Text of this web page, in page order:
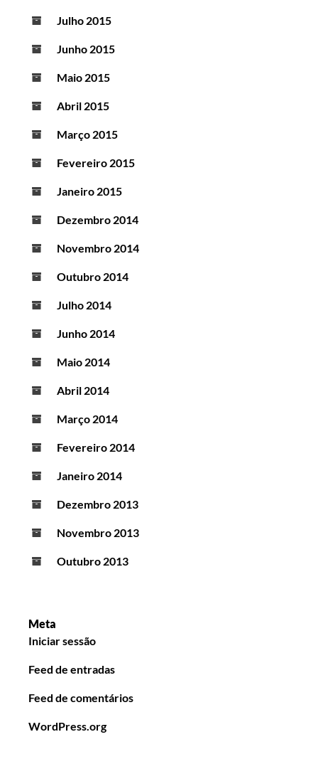
Julho 2015
Junho 2015
Maio 2015
Abril 2015
Março 2015
Fevereiro 2015
Janeiro 2015
Dezembro 2014
Novembro 2014
Outubro 2014
Julho 2014
Junho 2014
Maio 2014
Abril 2014
Março 2014
Fevereiro 2014
Janeiro 2014
Dezembro 2013
Novembro 2013
Outubro 2013
Meta
Iniciar sessão
Feed de entradas
Feed de comentários
WordPress.org